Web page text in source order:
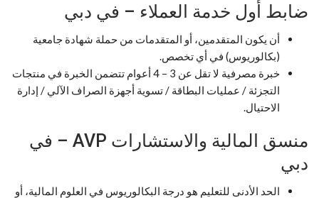
ضابط أول خدمة العملاء – في دبي
أن يكون المتقدمين، أو المتقدمات من حملة شهادة جامعية
(بكالوريوس) في أي تخصص.
خبرة مصرفية لا تقل عن 3 – 4 أعوام تتضمن الخبرة في منتجات
التجزئة / عمليات البطاقة / تسوية أجهزة الصراف الآلي / إدارة
الاحتيال.
منسق المالية والاستشارات AVP – في
دبي
الحد الأدنى للتعليم هو درجة البكالوريوس في العلوم المالية، أو